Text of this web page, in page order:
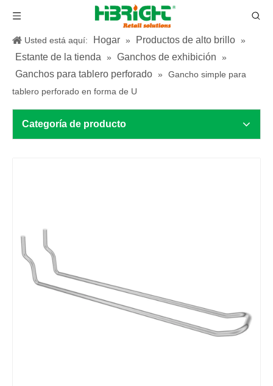
Usted está aquí: Hogar » Productos de alto brillo »
Estante de la tienda » Ganchos de exhibición »
Ganchos para tablero perforado »
Gancho simple para
tablero perforado en forma de U
Categoría de producto